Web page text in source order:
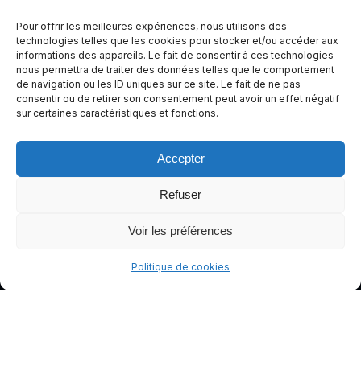
Pour offrir les meilleures expériences, nous utilisons des
technologies telles que les cookies pour stocker et/ou accéder aux
informations des appareils. Le fait de consentir à ces technologies
nous permettra de traiter des données telles que le comportement
de navigation ou les ID uniques sur ce site. Le fait de ne pas
consentir ou de retirer son consentement peut avoir un effet négatif
sur certaines caractéristiques et fonctions.
Accepter
Refuser
Voir les préférences
Politique de cookies
e de
conduite
plus sûre
et plus
agréable.